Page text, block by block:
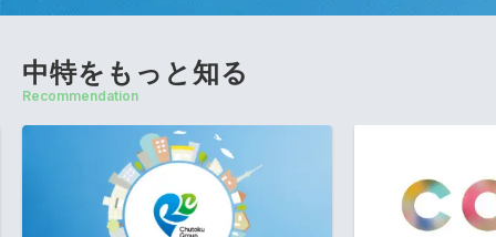
中特をもっと知る
Recommendation